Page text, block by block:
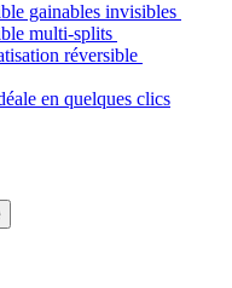
gainables invisibles
multi-splits
réversible
en quelques clics